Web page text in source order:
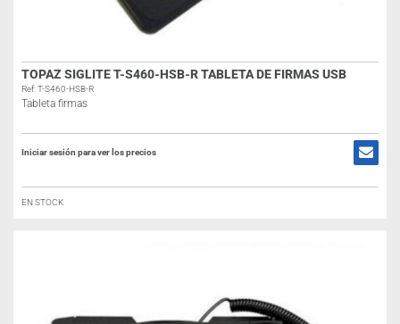
TOPAZ SIGLITE T-S460-HSB-R TABLETA DE FIRMAS USB
Ref: T-S460-HSB-R
Tableta firmas
Iniciar sesión para ver los precios
EN STOCK